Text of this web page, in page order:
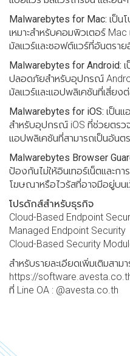
Malwarebytes for Mac: เป็น
เหมาะสำหรับคอมพิวเตอร์
มัลแวร์และซอฟต์แวร์ที่อันตรา
Malwarebytes for Android:
ปลอดภัยสำหรับอุปกรณ์
มัลแวร์และแอปพลิเคชันที่เสี่
Malwarebytes for iOS: เป็น
สำหรับอุปกรณ์ iOS ที่ช่วยตรว
แอปพลิเคชันที่สามารถเป็นอั
Malwarebytes Browser
ป้องกันไม่ให้อินเทอร์เน็ตและก
โฆษณาหรือไวรัสที่อาจมีอยู่บน
โปรดักส์สำหรับธุรกิจ
Cloud-Based Endpoint
Managed Endpoint Security
Cloud-Based Security
สำหรับรายละเอียดเพิ่มเติมสาม
https://
ที่ Line OA : @avesta.co.th